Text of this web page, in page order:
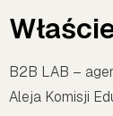
B2B LAB –
Aleja Komisji